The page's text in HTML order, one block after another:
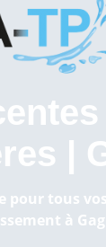
|
pour tous
à